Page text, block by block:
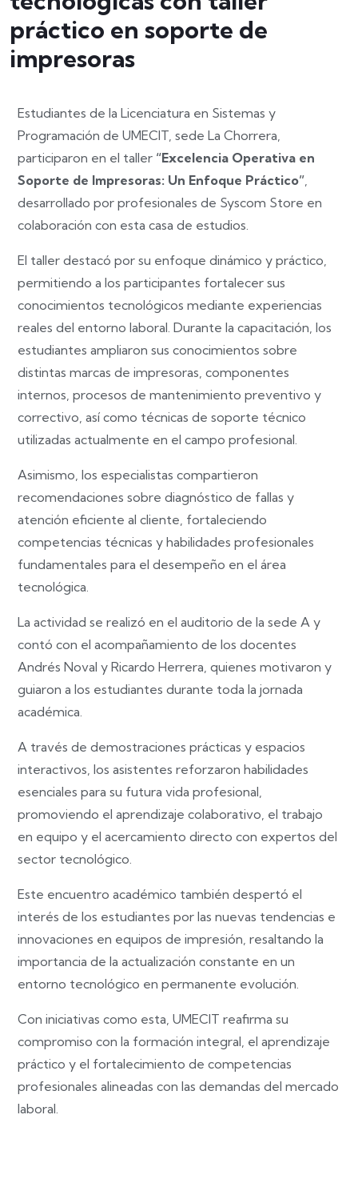
práctico en soporte de
impresoras
Estudiantes de la Licenciatura en Sistemas y
Programación de UMECIT, sede La Chorrera,
participaron en el taller “Excelencia Operativa en
Soporte de Impresoras: Un Enfoque Práctico”
desarrollado por profesionales de Syscom Store en
colaboración con esta casa de estudios.
El taller destacó por su enfoque dinámico y práctico,
permitiendo a los participantes fortalecer sus
conocimientos tecnológicos mediante experiencias
reales del entorno laboral. Durante la capacitación, los
estudiantes ampliaron sus conocimientos sobre
distintas marcas de impresoras, componentes
internos, procesos de mantenimiento preventivo y
correctivo, así como técnicas de soporte técnico
utilizadas actualmente en el campo profesional.
Asimismo, los especialistas compartieron
recomendaciones sobre diagnóstico de fallas y
atención eficiente al cliente, fortaleciendo
competencias técnicas y habilidades profesionales
fundamentales para el desempeño en el área
tecnológica.
La actividad se realizó en el auditorio de la sede A y
contó con el acompañamiento de los docentes
Andrés Noval y Ricardo Herrera, quienes motivaron y
guiaron a los estudiantes durante toda la jornada
académica.
A través de demostraciones prácticas y espacios
interactivos, los asistentes reforzaron habilidades
esenciales para su futura vida profesional,
promoviendo el aprendizaje colaborativo, el trabajo
en equipo y el acercamiento directo con expertos del
sector tecnológico.
Este encuentro académico también despertó el
interés de los estudiantes por las nuevas tendencias e
innovaciones en equipos de impresión, resaltando la
importancia de la actualización constante en un
entorno tecnológico en permanente evolución.
Con iniciativas como esta, UMECIT reafirma su
compromiso con la formación integral, el aprendizaje
práctico y el fortalecimiento de competencias
profesionales alineadas con las demandas del mercado
laboral.